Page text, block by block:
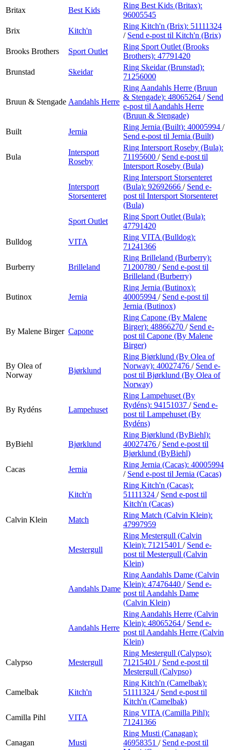
Britax
Best Kids
Ring Best Kids (Britax):
96005545
Brix
Kitch'n
Ring Kitch'n (Brix): 51111324
/ Send e-post til Kitch'n (Brix)
Brooks Brothers
Sport Outlet
Ring Sport Outlet (Brooks
Brothers): 47791420
Brunstad
Skeidar
Ring Skeidar (Brunstad):
71256000
Bruun & Stengade Aandahls Herre
Ring Aandahls Herre (Bruun
& Stengade): 48065264 / Send
e-post til Aandahls Herre
(Bruun & Stengade)
Built
Jernia
Ring Jernia (Built): 40005994 /
Send e-post til Jernia (Built)
Bula
Intersport
Roseby
Ring Intersport Roseby (Bula):
71195600 / Send e-post til
Intersport Roseby (Bula)
Intersport
Storsenteret
Ring Intersport Storsenteret
(Bula): 92692666 / Send e-
post til Intersport Storsenteret
(Bula)
Sport Outlet
Ring Sport Outlet (Bula):
47791420
Bulldog
VITA
Ring VITA (Bulldog):
71241366
Burberry Brilleland
Ring Brilleland (Burberry):
71200780 / Send e-post til
Brilleland (Burberry)
Butinox Jernia
Ring Jernia (Butinox):
40005994 / Send e-post til
Jernia (Butinox)
By Malene Birger Capone
Ring Capone (By Malene
Birger): 48866270 / Send e-
post til Capone (By Malene
Birger)
By Olea of
Norway
Bjørklund
Ring Bjørklund (By Olea of
Norway): 40027476 / Send e-
post til Bjørklund (By Olea of
Norway)
By Rydéns Lampehuset
Ring Lampehuset (By
Rydéns): 94151037 / Send e-
post til Lampehuset (By
Rydéns)
ByBiehl Bjørklund
Ring Bjørklund (ByBiehl):
40027476 / Send e-post til
Bjørklund (ByBiehl)
Cacas
Jernia
Ring Jernia (Cacas): 40005994
/ Send e-post til Jernia (Cacas)
Kitch'n
Ring Kitch'n (Cacas):
51111324 / Send e-post til
Kitch'n (Cacas)
Calvin Klein
Match
Ring Match (Calvin Klein):
47997959
Mestergull
Ring Mestergull (Calvin
Klein): 71215401 / Send e-
post til Mestergull (Calvin
Klein)
Aandahls Dame
Ring Aandahls Dame (Calvin
Klein): 47476440 / Send e-
post til Aandahls Dame
(Calvin Klein)
Aandahls Herre
Ring Aandahls Herre (Calvin
Klein): 48065264 / Send e-
post til Aandahls Herre (Calvin
Klein)
Calypso Mestergull
Ring Mestergull (Calypso):
71215401 / Send e-post til
Mestergull (Calypso)
Camelbak Kitch'n
Ring Kitch'n (Camelbak):
51111324 / Send e-post til
Kitch'n (Camelbak)
Camilla Pihl
VITA
Ring VITA (Camilla Pihl):
71241366
Canagan Musti
Ring Musti (Canagan):
46958351 / Send e-post til